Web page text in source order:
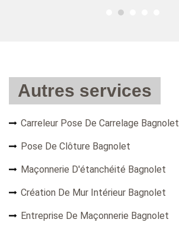
Autres services
Carreleur Pose De Carrelage Bagnolet
Pose De Clôture Bagnolet
Maçonnerie D'étanchéité Bagnolet
Création De Mur Intérieur Bagnolet
Entreprise De Maçonnerie Bagnolet